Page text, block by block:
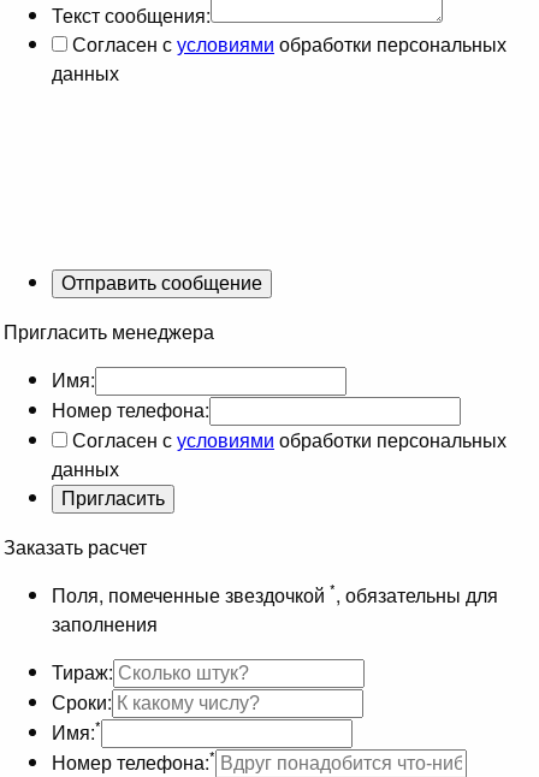
Текст сообщения:
Согласен сусловиями обработки персональных
данных
Пригласить менеджера
Имя:
Номер телефона:
Согласен сусловиями обработки персональных
данных
Заказать расчет
Поля, помеченные звездочкой *, обязательны для
заполнения
Тираж:
Сроки:
Имя:*
Номер телефона:*